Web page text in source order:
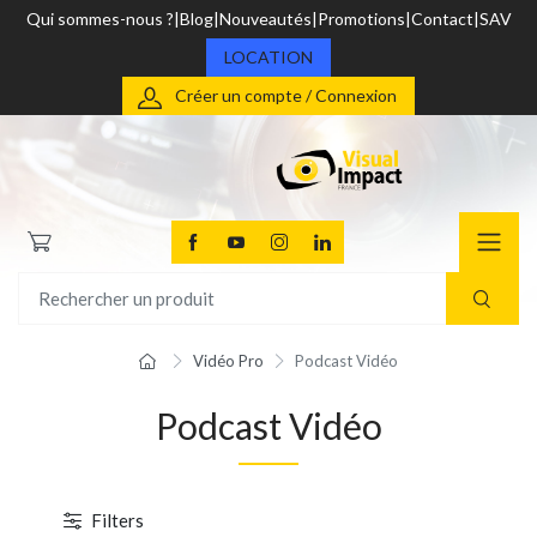
Qui sommes-nous ? Blog Nouveautés Promotions Contact SAV
LOCATION
Créer un compte / Connexion
Vidéo Pro Podcast Vidéo
Podcast Vidéo
Filters